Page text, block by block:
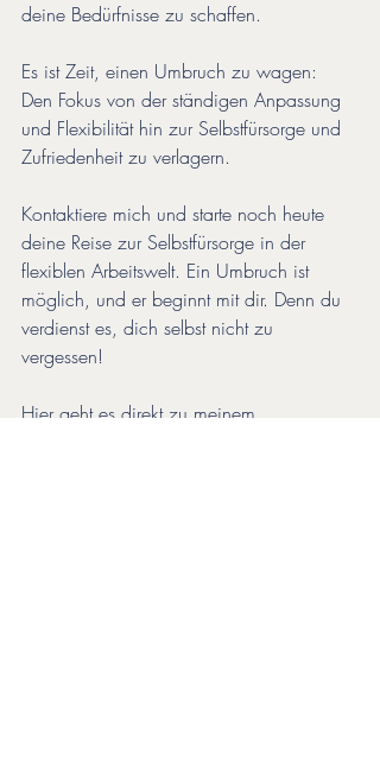
deine Bedürfnisse zu schaffen.
Es ist Zeit, einen Umbruch zu wagen:
Den Fokus von der ständigen Anpassung
und Flexibilität hin zur Selbstfürsorge und
Zufriedenheit zu verlagern.
Kontaktiere mich und starte noch heute
deine Reise zur Selbstfürsorge in der
flexiblen Arbeitswelt. Ein Umbruch ist
möglich, und er beginnt mit dir. Denn du
verdienst es, dich selbst nicht zu
vergessen!
Hier geht es direkt zu meinem